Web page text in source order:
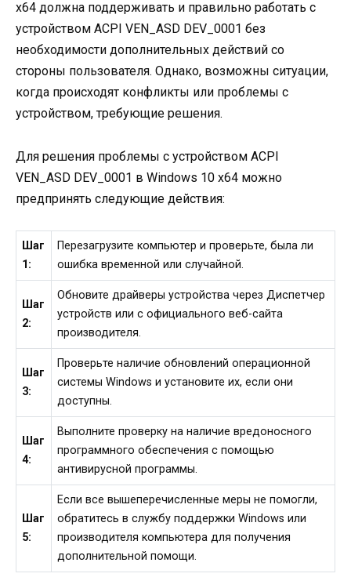
x64 должна поддерживать и правильно работать с
устройством ACPI VEN_ASD DEV_0001 без
необходимости дополнительных действий со
стороны пользователя. Однако, возможны ситуации,
когда происходят конфликты или проблемы с
устройством, требующие решения.
Для решения проблемы с устройством ACPI
VEN_ASD DEV_0001 в Windows 10 x64 можно
предпринять следующие действия:
Шаг
1:
Перезагрузите компьютер и проверьте, была ли
ошибка временной или случайной.
Шаг
2:
Обновите драйверы устройства через Диспетчер
устройств или с официального веб-сайта
производителя.
Шаг
3:
Проверьте наличие обновлений операционной
системы Windows и установите их, если они
доступны.
Шаг
4:
Выполните проверку на наличие вредоносного
программного обеспечения с помощью
антивирусной программы.
Шаг
5:
Если все вышеперечисленные меры не помогли,
обратитесь в службу поддержки Windows или
производителя компьютера для получения
дополнительной помощи.